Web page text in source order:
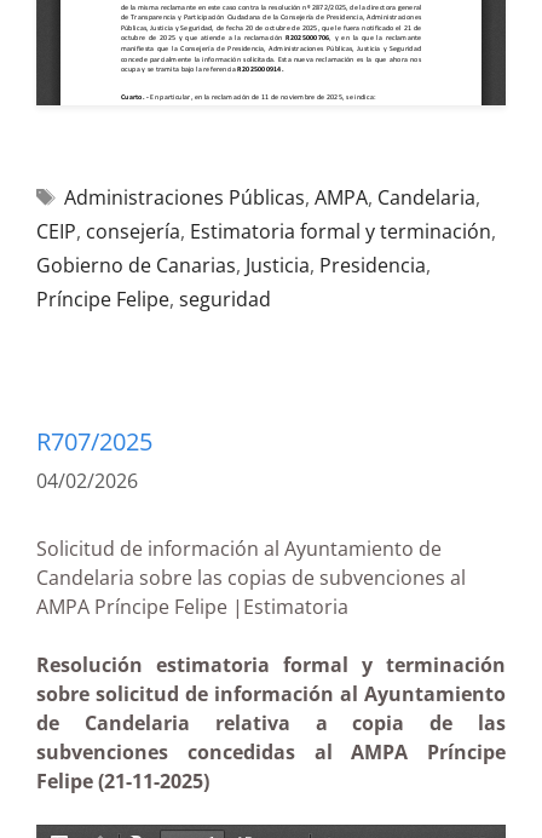
Administraciones Públicas, AMPA, Candelaria,
CEIP, consejería, Estimatoria formal y terminación,
Gobierno de Canarias, Justicia, Presidencia,
Príncipe Felipe, seguridad
R707/2025
04/02/2026
Solicitud de información al Ayuntamiento de
Candelaria sobre las copias de subvenciones al
AMPA Príncipe Felipe |Estimatoria
Resolución estimatoria formal y terminación
sobre solicitud de información al Ayuntamiento
de Candelaria relativa a copia de las
subvenciones concedidas al AMPA Príncipe
Felipe (21-11-2025)